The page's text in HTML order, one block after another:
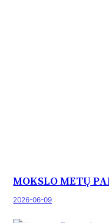
MOKSLO METŲ
2026-06-09